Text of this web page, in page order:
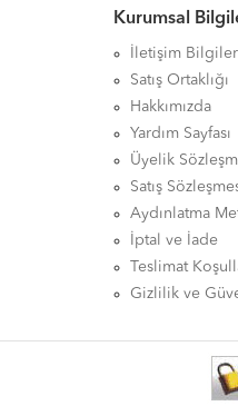
Kurumsal
İletişim
Satış Ortaklığı
Hakkımızda
Yardım Sayfası
Üyelik
Satış
Aydınlatma
İptal ve İade
Teslimat
Gizlilik ve